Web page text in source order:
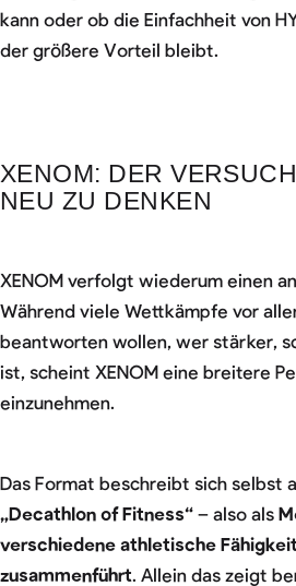
kann oder ob die Einfachheit von
der größere Vorteil bleibt.
XENOM: DER
NEU ZU DENKEN
XENOM verfolgt wiederum einen
Während viele Wettkämpfe vor
beantworten wollen, wer stärker,
ist, scheint XENOM eine breitere
einzunehmen.
Das Format beschreibt sich selbst
„Decathlon of Fitness“ – also als
verschiedene athletische
zusammenführt. Allein das zeigt